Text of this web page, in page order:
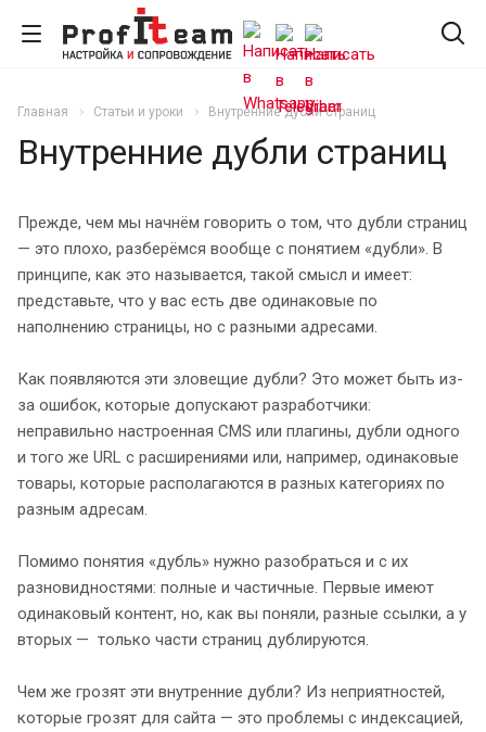
Главная Статьи и уроки Внутренние дубли страниц
Внутренние дубли страниц
Прежде, чем мы начнём говорить о том, что дубли страниц
— это плохо, разберёмся вообще с понятием «дубли». В
принципе, как это называется, такой смысл и имеет:
представьте, что у вас есть две одинаковые по
наполнению страницы, но с разными адресами.
Как появляются эти зловещие дубли? Это может быть из-
за ошибок, которые допускают разработчики:
неправильно настроенная CMS или плагины, дубли одного
и того же URL с расширениями или, например, одинаковые
товары, которые располагаются в разных категориях по
разным адресам.
Помимо понятия «дубль» нужно разобраться и с их
разновидностями: полные и частичные. Первые имеют
одинаковый контент, но, как вы поняли, разные ссылки, а у
вторых — только части страниц дублируются.
Чем же грозят эти внутренние дубли? Из неприятностей,
которые грозят для сайта — это проблемы с индексацией,